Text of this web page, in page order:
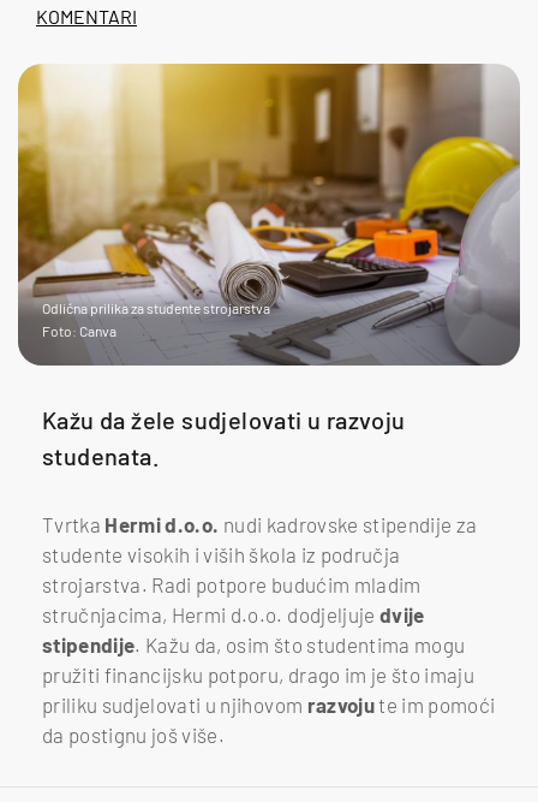
KOMENTARI
Odlična prilika za studente strojarstva
Foto: Canva
Kažu da žele sudjelovati u razvoju
studenata.
Tvrtka Hermi d.o.o. nudi kadrovske stipendije za
studente visokih i viših škola iz područja
strojarstva. Radi potpore budućim mladim
stručnjacima, Hermi d.o.o. dodjeljuje dvije
stipendije. Kažu da, osim što studentima mogu
pružiti financijsku potporu, drago im je što imaju
priliku sudjelovati u njihovom razvojute im pomoći
da postignu još više.